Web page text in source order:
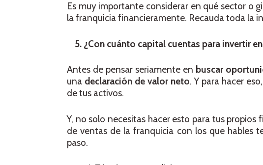
Es muy importante considerar en qué sector o
la franquicia financieramente. Recauda toda la
5. ¿Con cuánto capital cuentas para invertir
Antes de pensar seriamente en buscar
una declaración de valor neto. Y para hacer
de tus activos.
Y, no solo necesitas hacer esto para tus
de ventas de la franquicia con los que hables
paso.